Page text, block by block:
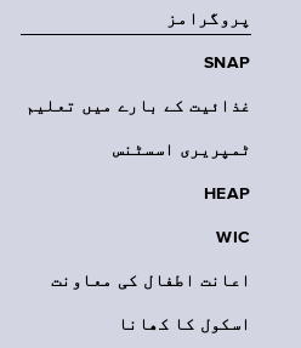
پروگرامز
SNAP
غذائیت کے بارے میں تعلیم
ٹمپریری اسسٹنس
HEAP
WIC
اعانت اطفال کی معاونت
اسکول کا کھانا